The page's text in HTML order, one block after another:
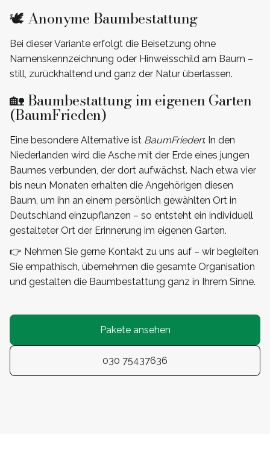
🕊️ Anonyme Baumbestattung
Bei dieser Variante erfolgt die Beisetzung ohne
Namenskennzeichnung oder Hinweisschild am Baum –
still, zurückhaltend und ganz der Natur überlassen.
🏡 Baumbestattung im eigenen Garten
(BaumFrieden)
Eine besondere Alternative ist BaumFrieden: In den
Niederlanden wird die Asche mit der Erde eines jungen
Baumes verbunden, der dort aufwächst. Nach etwa vier
bis neun Monaten erhalten die Angehörigen diesen
Baum, um ihn an einem persönlich gewählten Ort in
Deutschland einzupflanzen – so entsteht ein individuell
gestalteter Ort der Erinnerung im eigenen Garten.
👉 Nehmen Sie gerne Kontakt zu uns auf – wir begleiten
Sie empathisch, übernehmen die gesamte Organisation
und gestalten die Baumbestattung ganz in Ihrem Sinne.
Pakete ansehen
030 75437636